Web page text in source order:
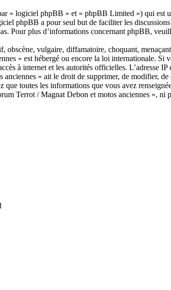
« logiciel phpBB » et « phpBB Limited ») qui est
phpBB a pour seul but de faciliter les
Pour plus d’informations concernant phpBB,
obscène, vulgaire, diffamatoire, choquant,
» est hébergé ou encore la loi internationale.
à internet et les autorités officielles. L’adresse
» ait le droit de supprimer, de modifier,
que toutes les informations que vous avez
Terrot / Magnat Debon et motos anciennes »,